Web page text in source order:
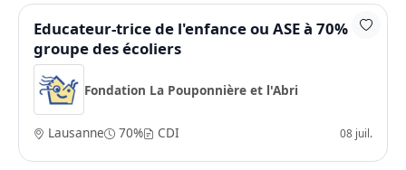
Educateur-trice de l'enfance ou ASE à 70%
groupe des écoliers
Fondation La Pouponnière et l'Abri
Lausanne 70% CDI 08 juil.